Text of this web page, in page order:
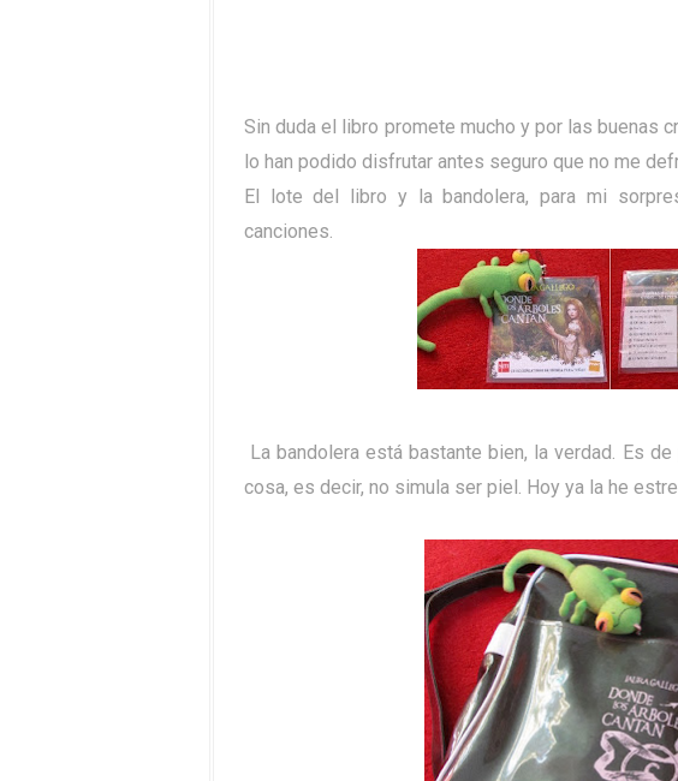
Sin duda el libro promete mucho y por las buenas
lo han podido disfrutar antes seguro que no me
El lote del libro y la bandolera, para mi
canciones.
La bandolera está bastante bien, la verdad. Es
cosa, es decir, no simula ser piel. Hoy ya la he